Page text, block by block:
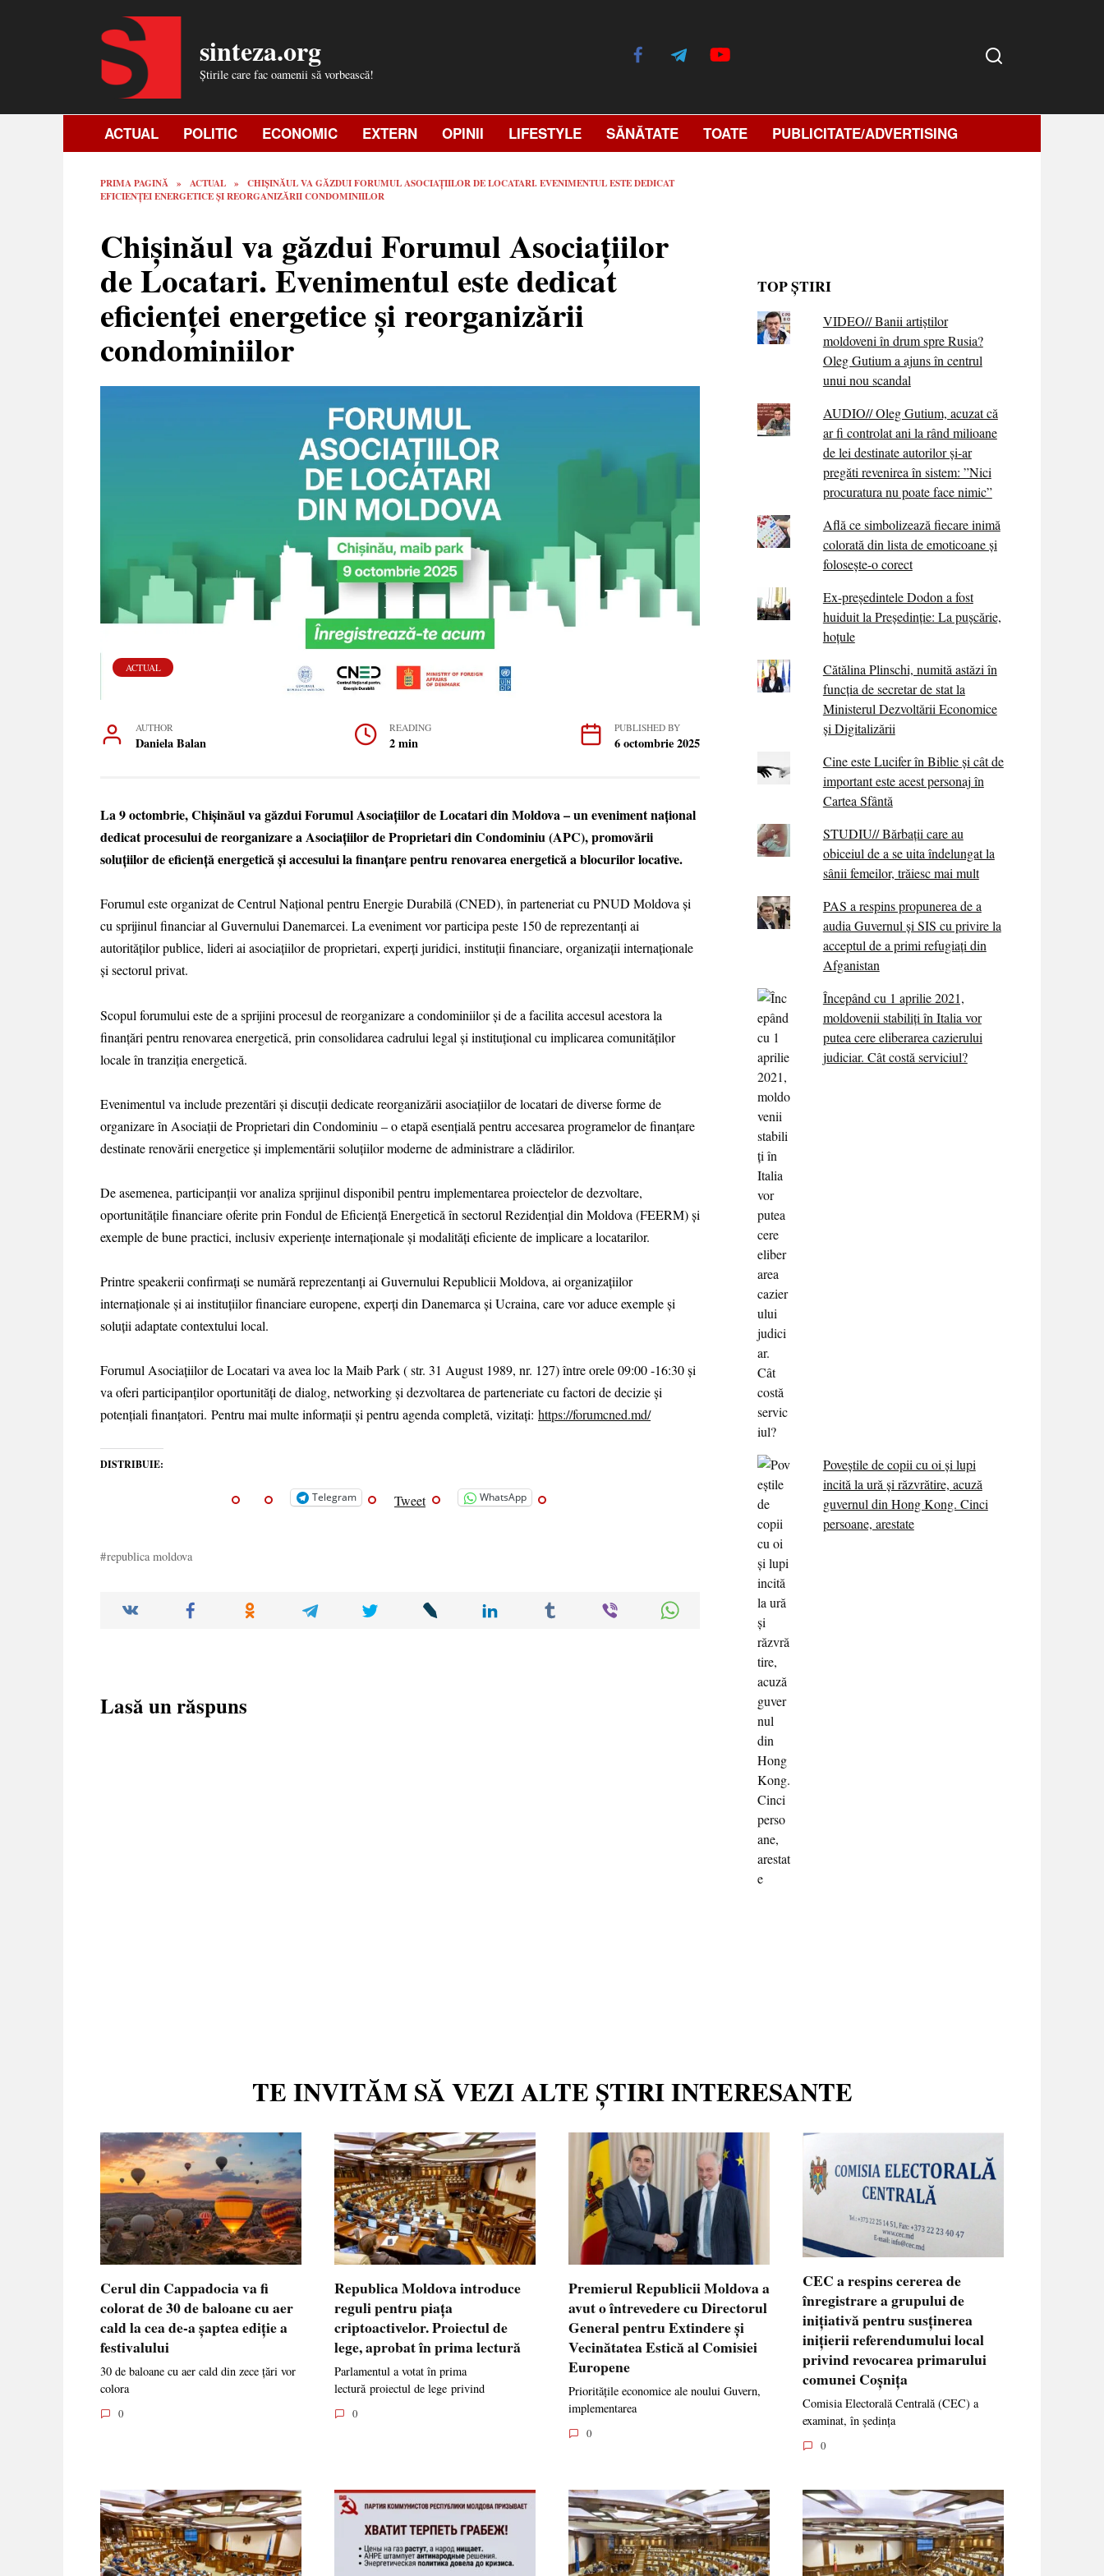
sinteza.org
Știrile care fac oamenii să vorbească!
ACTUAL POLITIC ECONOMIC EXTERN OPINII LIFESTYLE SĂNĂTATE TOATE PUBLICITATE/ADVERTISING
PRIMA PAGINĂ » ACTUAL »
CHIȘINĂUL VA GĂZDUI FORUMUL ASOCIAȚIILOR DE LOCATARI. EVENIMENTUL ESTE DEDICAT
EFICIENȚEI ENERGETICE ȘI REORGANIZĂRII CONDOMINIILOR
Chișinăul va găzdui Forumul Asociațiilor
de Locatari. Evenimentul este dedicat
eficienței energetice și reorganizării
condominiilor
ACTUAL
AUTHOR
Daniela Balan
READING
2 min
PUBLISHED BY
6 octombrie 2025
La 9 octombrie, Chișinăul va găzdui Forumul Asociațiilor de Locatari din Moldova – un eveniment național
dedicat procesului de reorganizare a Asociațiilor de Proprietari din Condominiu (APC), promovării
soluțiilor de eficiență energetică și accesului la finanțare pentru renovarea energetică a blocurilor locative.
Forumul este organizat de Centrul Național pentru Energie Durabilă (CNED), în parteneriat cu PNUD Moldova și
cu sprijinul financiar al Guvernului Danemarcei. La eveniment vor participa peste 150 de reprezentanți ai
autorităților publice, lideri ai asociațiilor de proprietari, experți juridici, instituții financiare, organizații internaționale
și sectorul privat.
Scopul forumului este de a sprijini procesul de reorganizare a condominiilor și de a facilita accesul acestora la
finanțări pentru renovarea energetică, prin consolidarea cadrului legal și instituțional cu implicarea comunităților
locale în tranziția energetică.
Evenimentul va include prezentări și discuții dedicate reorganizării asociațiilor de locatari de diverse forme de
organizare în Asociații de Proprietari din Condominiu – o etapă esențială pentru accesarea programelor de finanțare
destinate renovării energetice și implementării soluțiilor moderne de administrare a clădirilor.
De asemenea, participanții vor analiza sprijinul disponibil pentru implementarea proiectelor de dezvoltare,
oportunitățile financiare oferite prin Fondul de Eficiență Energetică în sectorul Rezidențial din Moldova (FEERM) și
exemple de bune practici, inclusiv experiențe internaționale și modalități eficiente de implicare a locatarilor.
Printre speakerii confirmați se numără reprezentanți ai Guvernului Republicii Moldova, ai organizațiilor
internaționale și ai instituțiilor financiare europene, experți din Danemarca și Ucraina, care vor aduce exemple și
soluții adaptate contextului local.
Forumul Asociațiilor de Locatari va avea loc la Maib Park ( str. 31 August 1989, nr. 127) între orele 09:00 -16:30 și
va oferi participanților oportunități de dialog, networking și dezvoltarea de parteneriate cu factori de decizie și
potențiali finanțatori. Pentru mai multe informații și pentru agenda completă, vizitați: https://forumcned.md/
DISTRIBUIE:
Telegram Tweet WhatsApp
republica moldova
Lasă un răspuns
TOP ȘTIRI
VIDEO// Banii artiștilor
moldoveni în drum spre Rusia?
Oleg Gutium a ajuns în centrul
unui nou scandal
AUDIO// Oleg Gutium, acuzat că
ar fi controlat ani la rând milioane
de lei destinate autorilor și-ar
pregăti revenirea în sistem: ”Nici
procuratura nu poate face nimic”
Află ce simbolizează fiecare inimă
colorată din lista de emoticoane și
folosește-o corect
Ex-președintele Dodon a fost
huiduit la Președinție: La pușcărie,
hoțule
Cătălina Plinschi, numită astăzi în
funcția de secretar de stat la
Ministerul Dezvoltării Economice
și Digitalizării
Cine este Lucifer în Biblie și cât de
important este acest personaj în
Cartea Sfântă
STUDIU// Bărbații care au
obiceiul de a se uita îndelungat la
sânii femeilor, trăiesc mai mult
PAS a respins propunerea de a
audia Guvernul și SIS cu privire la
acceptul de a primi refugiați din
Afganistan
Începând cu 1 aprilie 2021,
moldovenii stabiliți în Italia vor
putea cere eliberarea cazierului
judiciar. Cât costă serviciul?
Poveștile de copii cu oi și lupi
incită la ură și răzvrătire, acuză
guvernul din Hong Kong. Cinci
persoane, arestate
TE INVITĂM SĂ VEZI ALTE ȘTIRI INTERESANTE
Cerul din Cappadocia va fi
colorat de 30 de baloane cu aer
cald la cea de-a șaptea ediție a
festivalului
30 de baloane cu aer cald din zece țări vor
colora
0
Republica Moldova introduce
reguli pentru piața
criptoactivelor. Proiectul de
lege, aprobat în prima lectură
Parlamentul a votat în prima
lectură proiectul de lege privind
0
Premierul Republicii Moldova a
avut o întrevedere cu Directorul
General pentru Extindere și
Vecinătatea Estică al Comisiei
Europene
Prioritățile economice ale noului Guvern,
implementarea
0
CEC a respins cererea de
înregistrare a grupului de
inițiativă pentru susținerea
inițierii referendumului local
privind revocarea primarului
comunei Coșnița
Comisia Electorală Centrală (CEC) a
examinat, în ședința
0